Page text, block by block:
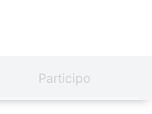
Participo